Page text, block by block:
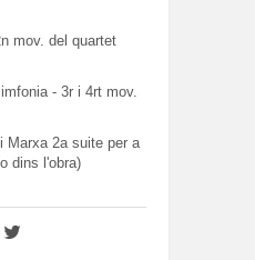
mov. del quartet
- 3r i 4rt mov.
Marxa 2a suite per a
dins l'obra)